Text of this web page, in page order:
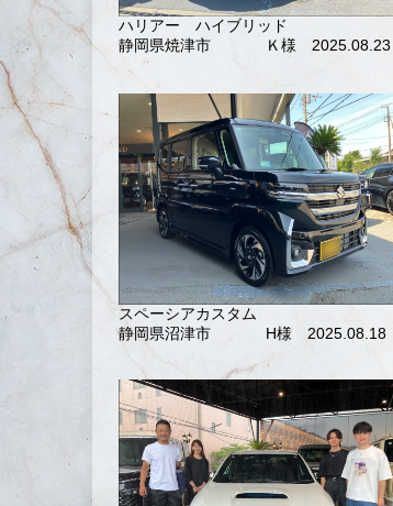
ハリアー ハイブリッド
静岡県焼津市
Ｋ様 2025.08.23
スペーシアカスタム
静岡県沼津市
H様 2025.08.18